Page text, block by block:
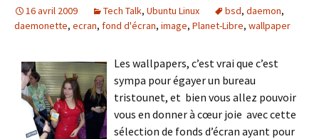
16 avril 2009 Tech Talk, Ubuntu Linux bsd, daemon,
daemonette, ecran, fond d'écran, image, Planet-Libre, wallpaper
Les wallpapers, c’est vrai que c’est
sympa pour égayer un bureau
tristounet, et bien vous allez pouvoir
vous en donner à cœur joie avec cette
sélection de fonds d’écran ayant pour